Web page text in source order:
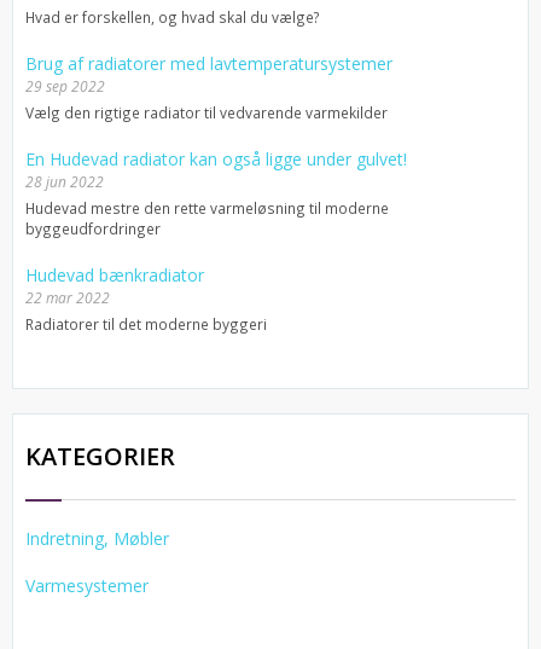
Hvad er forskellen, og hvad skal du vælge?
Brug af radiatorer med lavtemperatursystemer
29 sep 2022
Vælg den rigtige radiator til vedvarende varmekilder
En Hudevad radiator kan også ligge under gulvet!
28 jun 2022
Hudevad mestre den rette varmeløsning til moderne
byggeudfordringer
Hudevad bænkradiator
22 mar 2022
Radiatorer til det moderne byggeri
KATEGORIER
Indretning, Møbler
Varmesystemer